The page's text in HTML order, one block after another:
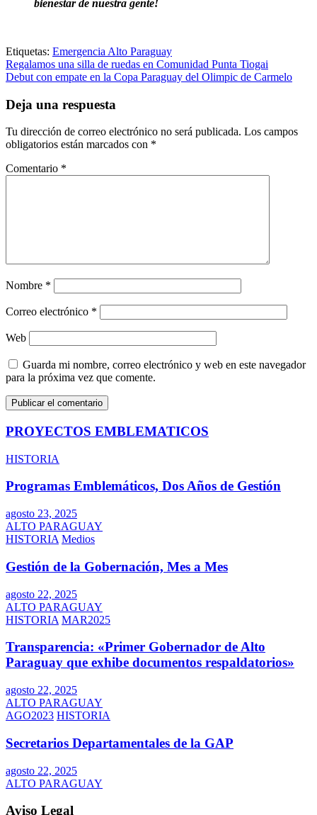
bienestar de nuestra gente!
Etiquetas: Emergencia Alto Paraguay
Navegación
de
entradas
Regalamos una silla de ruedas en Comunidad Punta Tiogai
Debut con empate en la Copa Paraguay del Olimpic de Carmelo
Deja una respuesta
Tu dirección de correo electrónico no será publicada. Los campos
obligatorios están marcados con *
Comentario *
Nombre *
Correo electrónico *
Web
Guarda mi nombre, correo electrónico y web en este navegador
para la próxima vez que comente.
PROYECTOS EMBLEMATICOS
HISTORIA
Programas Emblemáticos, Dos Años de Gestión
agosto 23, 2025
ALTO PARAGUAY
HISTORIA Medios
Gestión de la Gobernación, Mes a Mes
agosto 22, 2025
ALTO PARAGUAY
HISTORIA MAR2025
Transparencia: «Primer Gobernador de Alto
Paraguay que exhibe documentos respaldatorios»
agosto 22, 2025
ALTO PARAGUAY
AGO2023 HISTORIA
Secretarios Departamentales de la GAP
agosto 22, 2025
ALTO PARAGUAY
Aviso Legal